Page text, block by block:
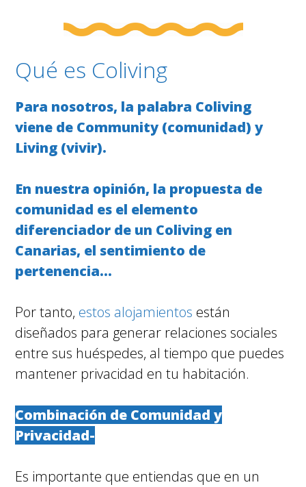
Qué es Coliving
Para nosotros, la palabra Coliving
viene de Community (comunidad) y
Living (vivir).
En nuestra opinión, la propuesta de
comunidad es el elemento
diferenciador de un Coliving en
Canarias, el sentimiento de
pertenencia…
Por tanto, estos alojamientos están
diseñados para generar relaciones sociales
entre sus huéspedes, al tiempo que puedes
mantener privacidad en tu habitación.
Combinación de Comunidad y
Privacidad-
Es importante que entiendas que en un